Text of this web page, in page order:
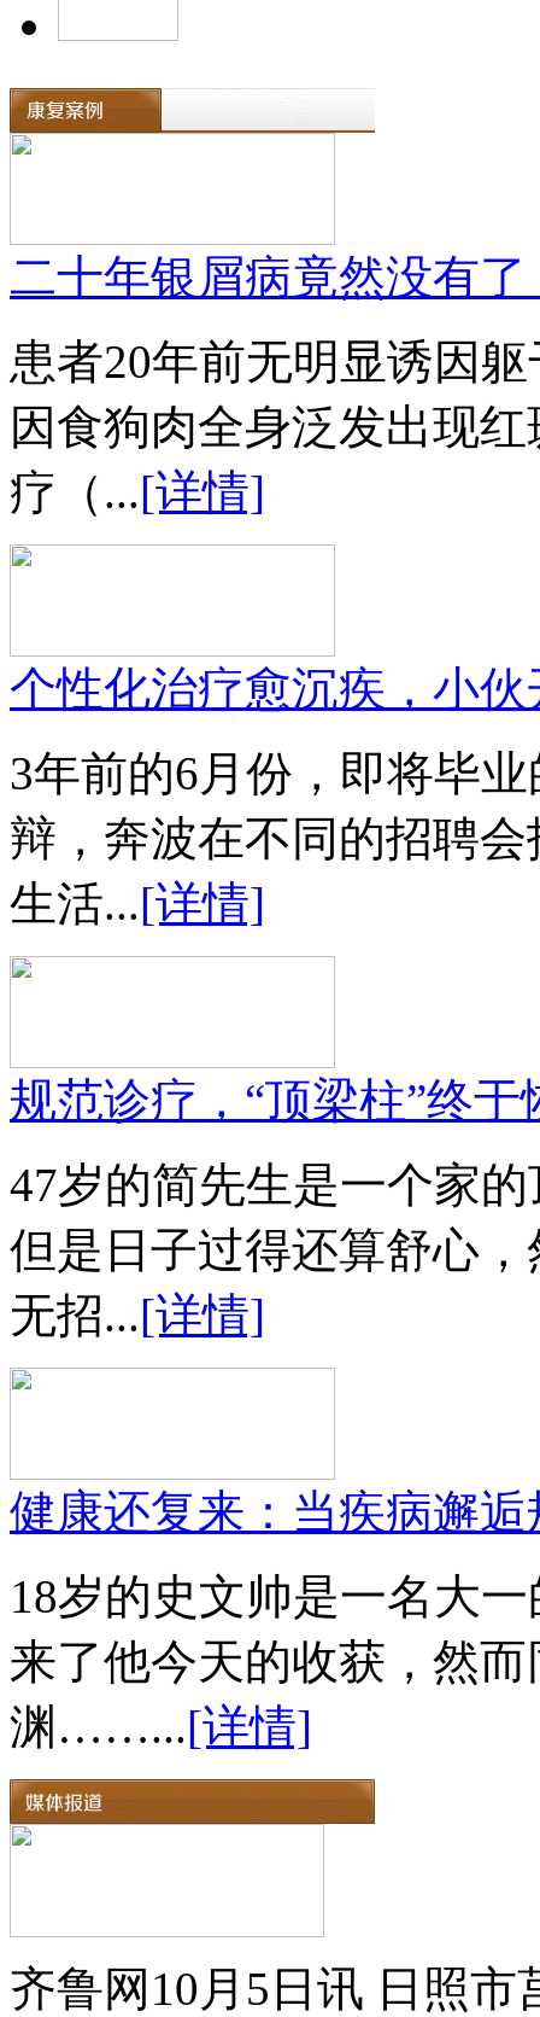
二十年银屑病竟然没有了
患者20年前无明显诱因
因食狗肉全身泛发出现
疗（...[详情]
个性化治疗愈沉疾，小
3年前的6月份，即将毕
辩，奔波在不同的招聘
生活...[详情]
规范诊疗，“顶梁柱”终于
47岁的简先生是一个家
但是日子过得还算舒心
无招...[详情]
健康还复来：当疾病邂
18岁的史文帅是一名大
来了他今天的收获，然
渊……...[详情]
齐鲁网10月5日讯 日照